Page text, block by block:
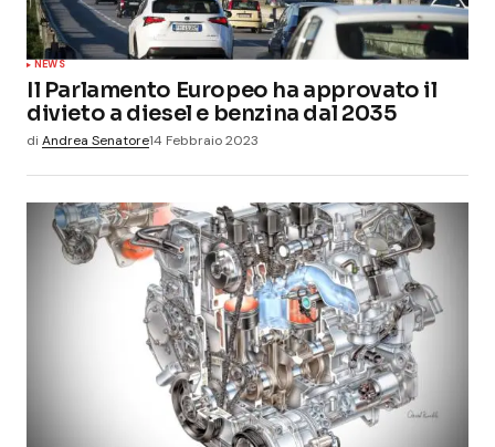
NEWS
Il Parlamento Europeo ha approvato il
divieto a diesel e benzina dal 2035
di Andrea Senatore14 Febbraio 2023